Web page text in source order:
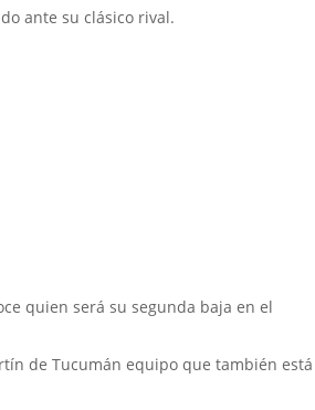
ante su clásico rival.
quien será su segunda baja en el
de Tucumán equipo que también está